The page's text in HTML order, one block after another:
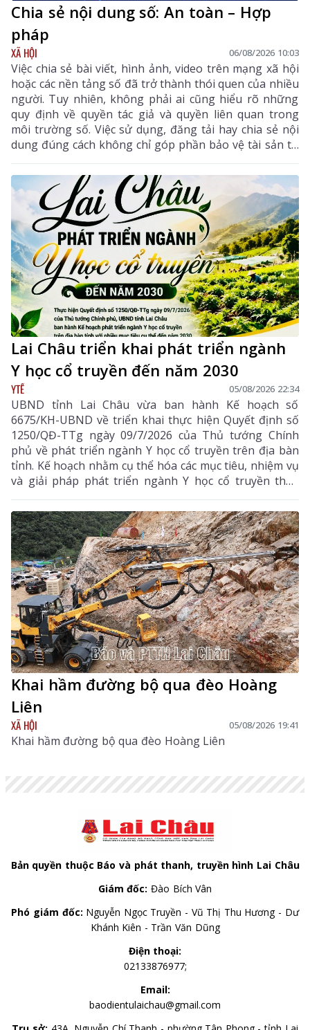
Chia sẻ nội dung số: An toàn – Hợp
pháp
XÃ HỘI 06/08/2026 10:03
Việc chia sẻ bài viết, hình ảnh, video trên mạng xã hội
hoặc các nền tảng số đã trở thành thói quen của nhiều
người. Tuy nhiên, không phải ai cũng hiểu rõ những
quy định về quyền tác giả và quyền liên quan trong
môi trường số. Việc sử dụng, đăng tải hay chia sẻ nội
dung đúng cách không chỉ góp phần bảo vệ tài sản trí
tuệ của tác giả, mà còn giúp mỗi cá nhân tránh những
vi phạm pháp luật khi tham gia không gian mạng.
Lai Châu triển khai phát triển ngành
Y học cổ truyền đến năm 2030
YTẾ 05/08/2026 22:34
UBND tỉnh Lai Châu vừa ban hành Kế hoạch số
6675/KH-UBND về triển khai thực hiện Quyết định số
1250/QĐ-TTg ngày 09/7/2026 của Thủ tướng Chính
phủ về phát triển ngành Y học cổ truyền trên địa bàn
tỉnh. Kế hoạch nhằm cụ thể hóa các mục tiêu, nhiệm vụ
và giải pháp phát triển ngành Y học cổ truyền theo
hướng hiện đại, hiệu quả, bền vững; đẩy mạnh kết
hợp y học cổ truyền với y học hiện đại, phát huy tiềm
năng dược liệu của địa phương, góp phần nâng cao
chất lượng chăm sóc, bảo vệ sức khỏe nhân dân và
thúc đẩy phát triển kinh tế - xã hội.
Khai hầm đường bộ qua đèo Hoàng
Liên
XÃ HỘI 05/08/2026 19:41
Khai hầm đường bộ qua đèo Hoàng Liên
Bản quyền thuộc Báo và phát thanh, truyền hình Lai Châu
Giám đốc: Đào Bích Vân
Phó giám đốc: Nguyễn Ngọc Truyền - Vũ Thị Thu Hương - Dư
Khánh Kiên - Trần Văn Dũng
Điện thoại:
02133876977;
Email:
baodientulaichau@gmail.com